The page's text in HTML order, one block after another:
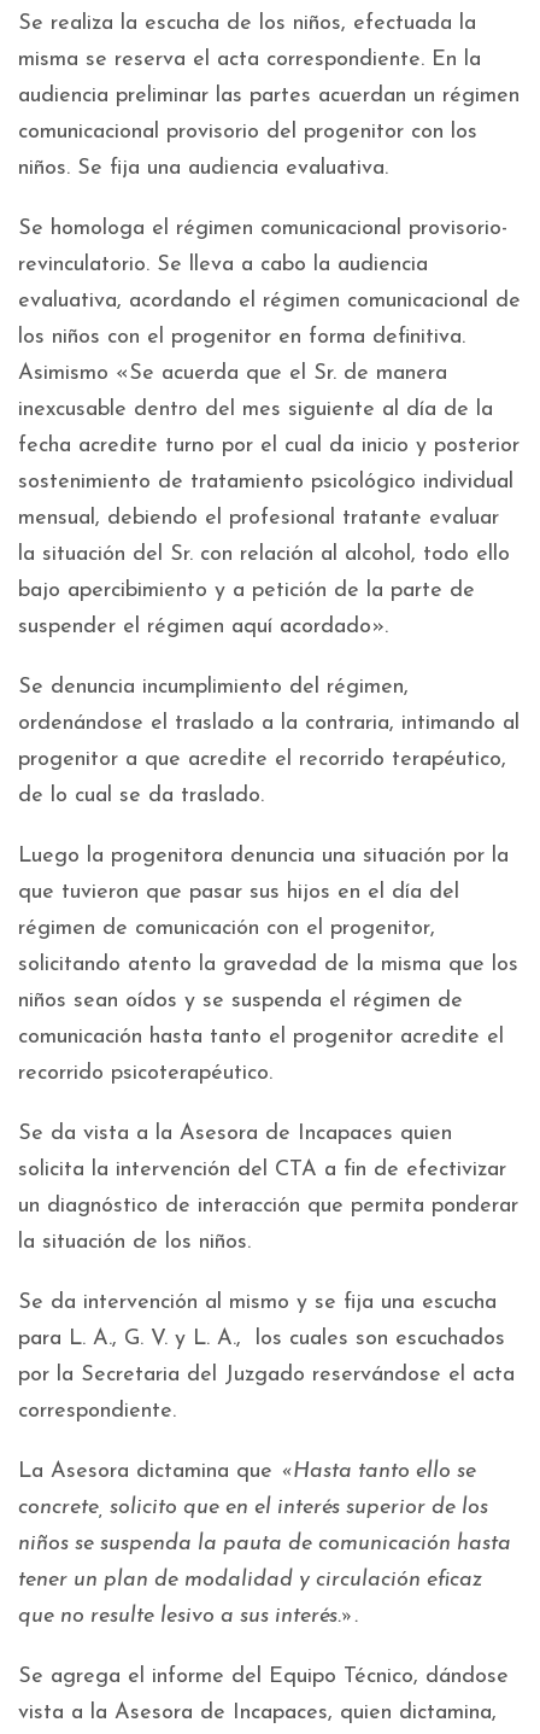
Se realiza la escucha de los niños, efectuada la
misma se reserva el acta correspondiente. En la
audiencia preliminar las partes acuerdan un régimen
comunicacional provisorio del progenitor con los
niños. Se fija una audiencia evaluativa.
Se homologa el régimen comunicacional provisorio-
revinculatorio. Se lleva a cabo la audiencia
evaluativa, acordando el régimen comunicacional de
los niños con el progenitor en forma definitiva.
Asimismo «Se acuerda que el Sr. de manera
inexcusable dentro del mes siguiente al día de la
fecha acredite turno por el cual da inicio y posterior
sostenimiento de tratamiento psicológico individual
mensual, debiendo el profesional tratante evaluar
la situación del Sr. con relación al alcohol, todo ello
bajo apercibimiento y a petición de la parte de
suspender el régimen aquí acordado».
Se denuncia incumplimiento del régimen,
ordenándose el traslado a la contraria, intimando al
progenitor a que acredite el recorrido terapéutico,
de lo cual se da traslado.
Luego la progenitora denuncia una situación por la
que tuvieron que pasar sus hijos en el día del
régimen de comunicación con el progenitor,
solicitando atento la gravedad de la misma que los
niños sean oídos y se suspenda el régimen de
comunicación hasta tanto el progenitor acredite el
recorrido psicoterapéutico.
Se da vista a la Asesora de Incapaces quien
solicita la intervención del CTA a fin de efectivizar
un diagnóstico de interacción que permita ponderar
la situación de los niños.
Se da intervención al mismo y se fija una escucha
para L. A., G. V. y L. A., los cuales son escuchados
por la Secretaria del Juzgado reservándose el acta
correspondiente.
La Asesora dictamina que «Hasta tanto ello se
concrete, solicito que en el interés superior de los
niños se suspenda la pauta de comunicación hasta
tener un plan de modalidad y circulación eficaz
que no resulte lesivo a sus interés.».
Se agrega el informe del Equipo Técnico, dándose
vista a la Asesora de Incapaces, quien dictamina,